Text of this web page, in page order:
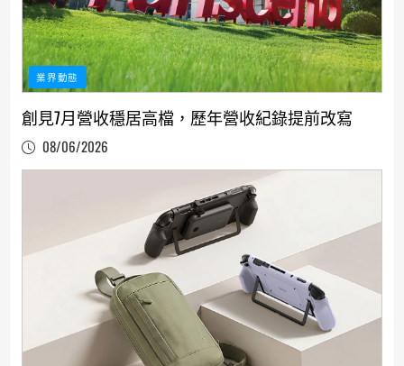
業界動態
創見7月營收穩居高檔，歷年營收紀錄提前改寫
08/06/2026